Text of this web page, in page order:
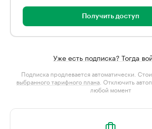
Получить доступ
Уже есть подписка? Тогда
Подписка продлевается автоматически.
выбранного тарифного плана . Отключить
любой момент